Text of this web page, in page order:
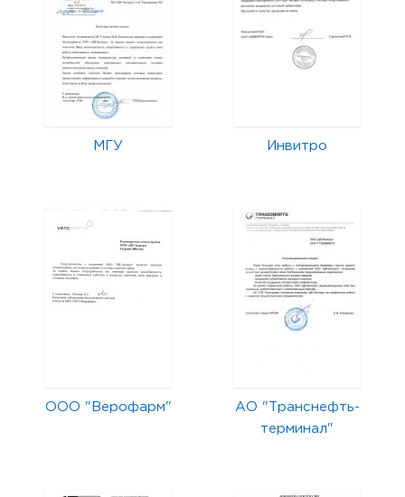
МГУ Инвитро
ООО "Верофарм"
АО "Транснефть-
терминал"